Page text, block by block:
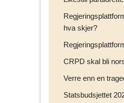
hva skjer?
CRPD skal bli
Verre enn en
Statsbudsjettet